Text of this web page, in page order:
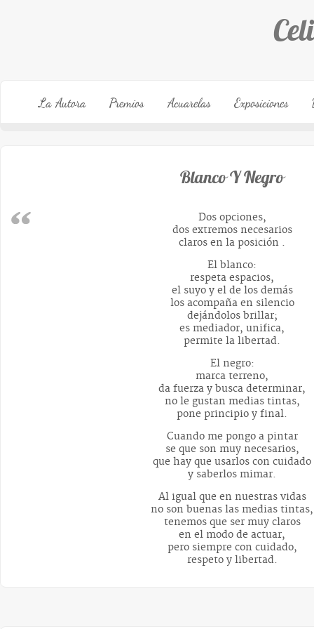
La Autora Premios Acuarelas Exposiciones
Blanco Y Negro
Dos opciones,
dos extremos necesarios
claros en la posición .
El blanco:
respeta espacios,
el suyo y el de los demás
los acompaña en silencio
dejándolos brillar;
es mediador, unifica,
permite la libertad.
El negro:
marca terreno,
da fuerza y busca determinar,
no le gustan medias tintas,
pone principio y final.
Cuando me pongo a pintar
se que son muy necesarios,
que hay que usarlos con cuidado
y saberlos mimar.
Al igual que en nuestras vidas
no son buenas las medias tintas,
tenemos que ser muy claros
en el modo de actuar,
pero siempre con cuidado,
respeto y libertad.